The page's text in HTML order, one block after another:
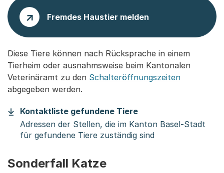
Fremdes Haustier melden
Diese Tiere können nach Rücksprache in einem
Tierheim oder ausnahmsweise beim Kantonalen
Veterinäramt zu den Schalteröffnungszeiten
abgegeben werden.
Kontaktliste gefundene Tiere(Startet einen
Adressen der Stellen, die im Kanton Basel-Stadt
für gefundene Tiere zuständig sind
Sonderfall Katze